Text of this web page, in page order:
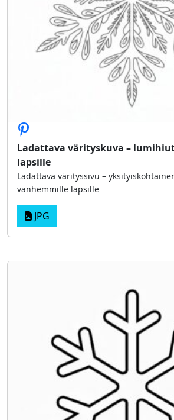
Ladattava värityskuva –
lapsille
Ladattava värityssivu –
vanhemmille lapsille
JPG